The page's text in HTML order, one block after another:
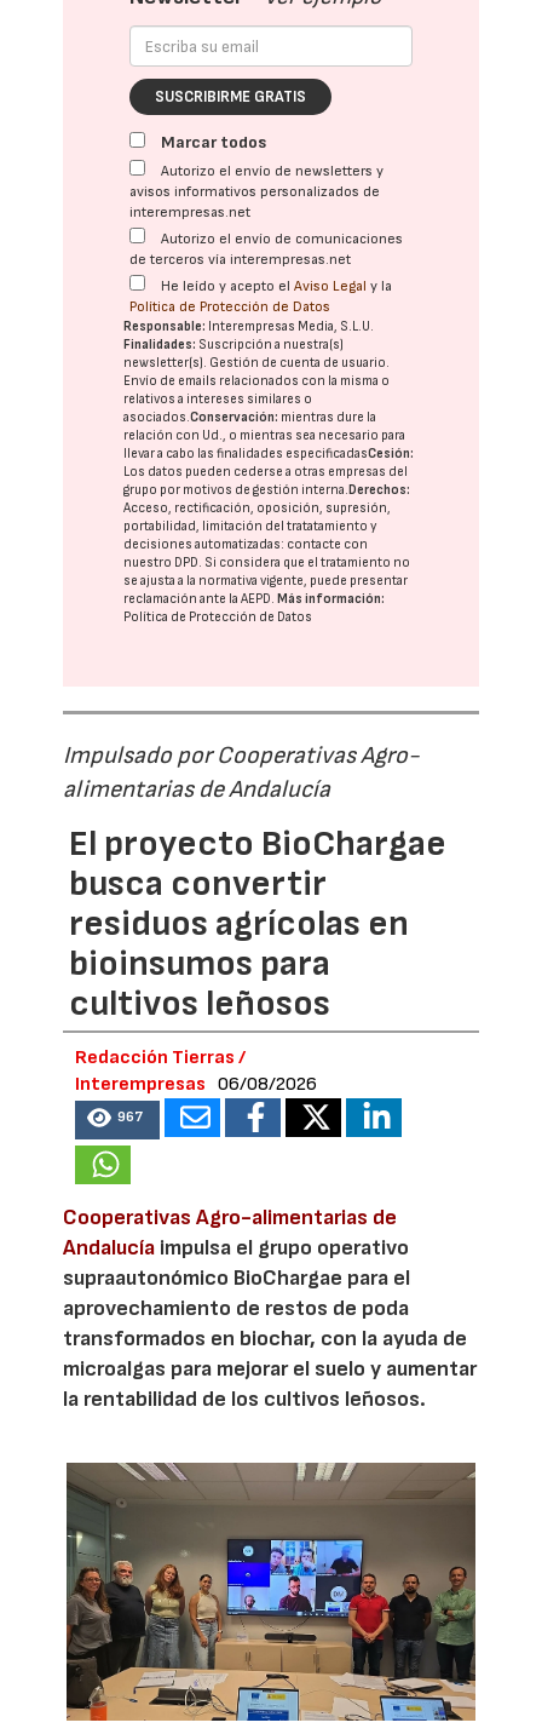
SUSCRIBIRME GRATIS
Marcar todos
Autorizo el envío de newsletters y
avisos informativos personalizados de
interempresas.net
Autorizo el envío de comunicaciones
de terceros vía interempresas.net
He leído y acepto elAviso Legal y la
Política de Protección de Datos
Responsable: Interempresas Media, S.L.U.
Finalidades: Suscripción a nuestra(s)
newsletter(s). Gestión de cuenta de usuario.
Envío de emails relacionados con la misma o
relativos a intereses similares o
asociados.Conservación: mientras dure la
relación con Ud., o mientras sea necesario para
llevar a cabo las finalidades especificadasCesión:
Los datos pueden cederse a otras empresas del
grupo por motivos de gestión interna. Derechos:
Acceso, rectificación, oposición, supresión,
portabilidad, limitación del tratatamiento y
decisiones automatizadas: contacte con
nuestro DPD. Si considera que el tratamiento no
se ajusta a la normativa vigente, puede presentar
reclamación ante laAEPD. Más información:
Política de Protección de Datos
Impulsado por Cooperativas Agro-
alimentarias de Andalucía
El proyecto BioChargae
busca convertir
residuos agrícolas en
bioinsumos para
cultivos leñosos
Redacción Tierras /
Interempresas
06/08/2026
967
Cooperativas Agro-alimentarias de
Andalucía impulsa el grupo operativo
supraautonómico BioChargae para el
aprovechamiento de restos de poda
transformados en biochar, con la ayuda de
microalgas para mejorar el suelo y aumentar
la rentabilidad de los cultivos leñosos.